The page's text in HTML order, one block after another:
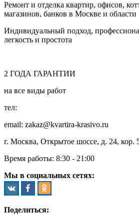
Ремонт и отделка квартир, офисов,
магазинов, банков в Москве и области
Индивидуальный подход,
легкость и простота
2 ГОДА ГАРАНТИИ
на все виды работ
тел:
email: zakaz@kvartira-krasivo.ru
г. Москва, Открытое шоссе, д. 24, кор.
Время работы: 8:30 - 21:00
Мы в социальных сетях:
Поделиться: